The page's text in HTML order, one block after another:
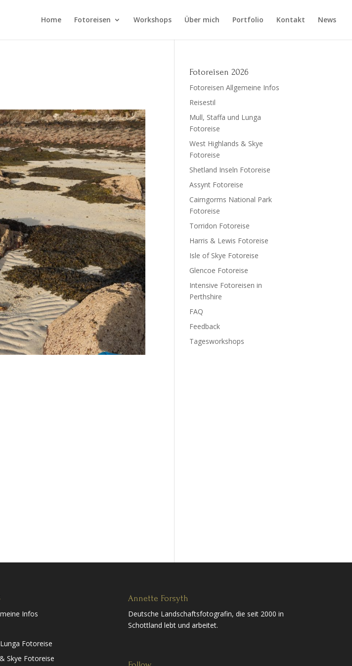
Home Fotoreisen Workshops Über mich Portfolio Kontakt News
Fotoreisen 2026
Fotoreisen Allgemeine Infos
Reisestil
Mull, Staffa und Lunga
Fotoreise
West Highlands & Skye
Fotoreise
Shetland Inseln Fotoreise
Assynt Fotoreise
Cairngorms National Park
Fotoreise
Torridon Fotoreise
Harris & Lewis Fotoreise
Isle of Skye Fotoreise
Glencoe Fotoreise
Intensive Fotoreisen in
Perthshire
FAQ
Feedback
Tagesworkshops
Infos
Fotoreise
Skye Fotoreise
Annette Forsyth
Deutsche Landschaftsfotografin, die seit 2000 in
Schottland lebt und arbeitet.